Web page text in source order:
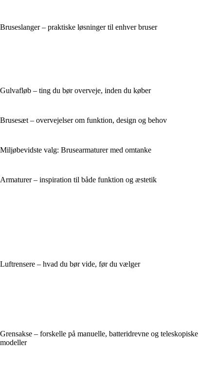
Bruseslanger – praktiske løsninger til enhver bruser
Gulvafløb – ting du bør overveje, inden du køber
Brusesæt – overvejelser om funktion, design og behov
Miljøbevidste valg: Brusearmaturer med omtanke
Armaturer – inspiration til både funktion og æstetik
Luftrensere – hvad du bør vide, før du vælger
Grensakse – forskelle på manuelle, batteridrevne og teleskopiske
modeller